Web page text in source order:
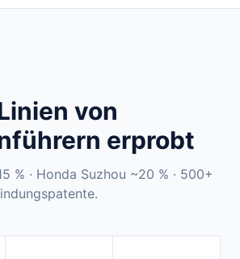
von
erprobt
% · Honda Suzhou ~20 % · 500+